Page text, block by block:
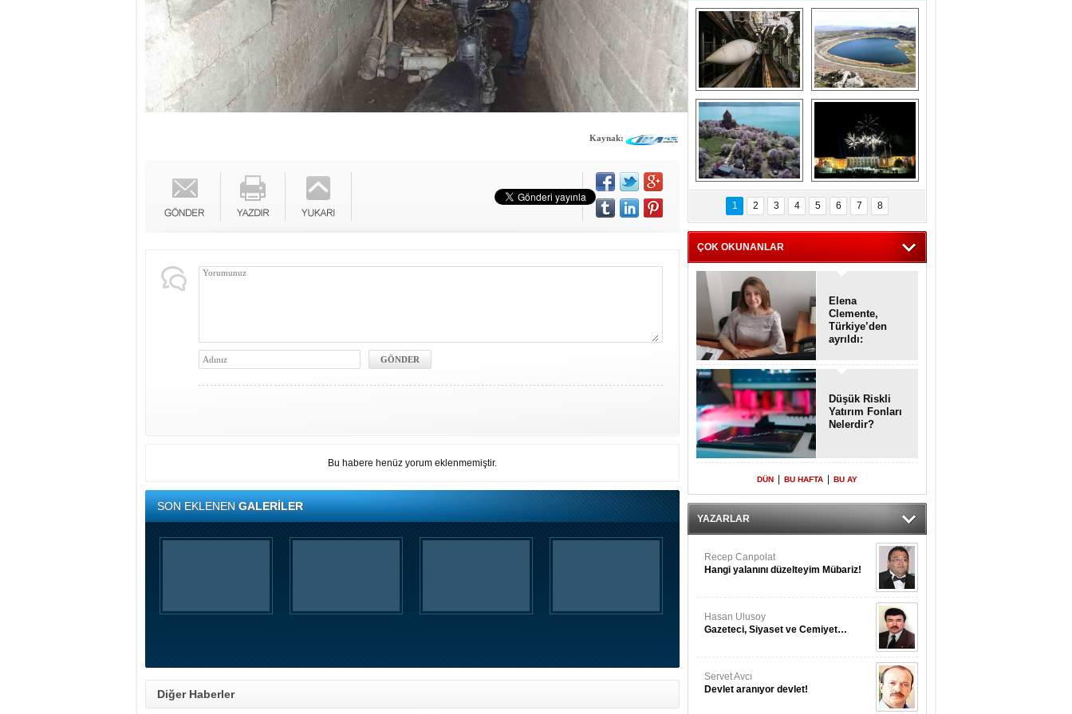
Kaynak:
Bu habere henüz yorum eklenmemiştir.
SON EKLENENGALERİLER
Diğer Haberler
Askeri gemi
mezarlığındaki terk
edilmiş gemilerin
etkileyici
görüntüleri
Kapadokya'nın
ilkbaharda bir başka
güzel
Ziyaretçisiz kalan
Akdamar Adası
badem çiçekleri ile
görsel bir güzellik
Haftanın
fotoğrafları
1 2 3 4 5 6 7 8
ÇOK OKUNANLAR
Elena
Clemente,
Türkiye’den
ayrıldı:
Enkaz!
Düşük Riskli
Yatırım Fonları
Nelerdir?
DÜN BU HAFTA BU AY
YAZARLAR
Recep Canpolat
Hangi yalanını düzelteyim Mübariz!
Hasan Ulusoy
Gazeteci, Siyaset ve Cemiyet…
Servet Avcı
Devlet aranıyor devlet!